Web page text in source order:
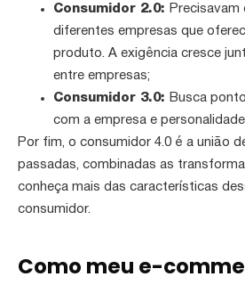
Consumidor 2.0: Precisavam
diferentes empresas que
produto. A exigência cresce
entre empresas;
Consumidor 3.0: Busca
com a empresa e
Por fim, o consumidor 4.0 é a união
passadas, combinadas as
conheça mais das características
consumidor.
Como meu e-